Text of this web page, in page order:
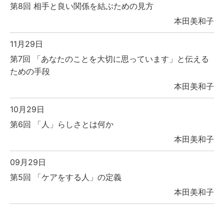
第8回 相手と良い関係を結ぶための見方
本田美和子
11月29日
第7回 「あなたのことを大切に思っています」と伝える
ための手段
本田美和子
10月29日
第6回 「人」らしさとは何か
本田美和子
09月29日
第5回 「ケアをする人」の定義
本田美和子